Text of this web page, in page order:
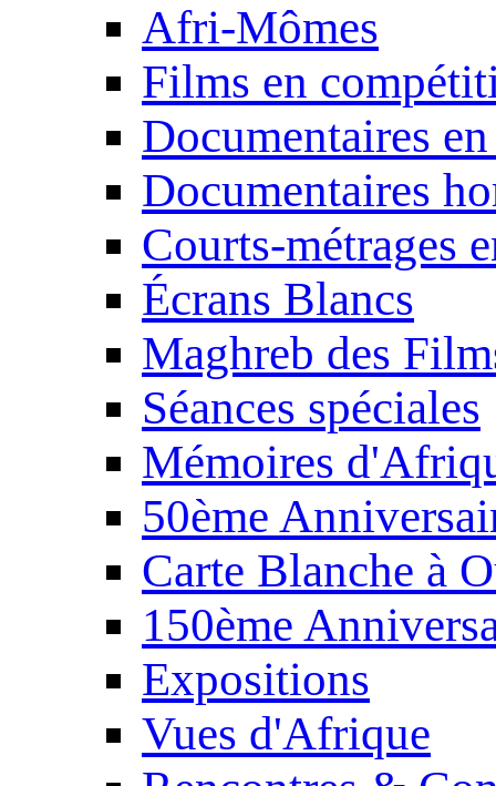
Afri-Mômes
Films en
Documentaires
Documentaires
Courts-métrages
Écrans Blancs
Maghreb des
Séances spéciales
Mémoires
50ème
Carte Blanche à
150ème
Expositions
Vues d'Afrique